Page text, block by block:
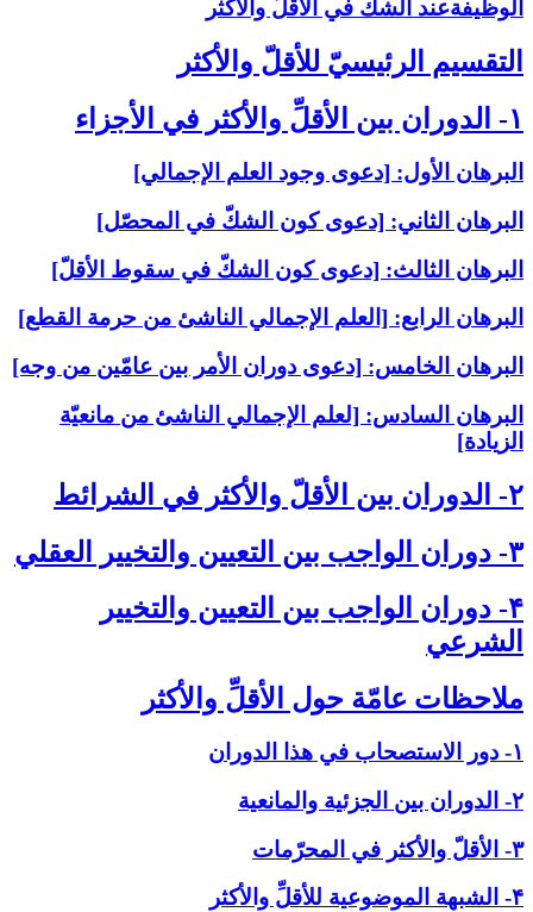
الوظيفةعند الشكّ في الأقلّ والأكثر
التقسيم الرئيسيّ للأقلّ والأكثر
۱- الدوران بين الأقلِّ والأكثر في الأجزاء
البرهان الأول: [دعوى وجود العلم الإجمالي‏]
البرهان الثاني: [دعوى كون الشكّ في المحصّل‏]
البرهان الثالث: [دعوى كون الشكّ في سقوط الأقلّ‏]
البرهان الرابع: [العلم الإجمالي الناشئ من حرمة القطع‏]
البرهان الخامس: [دعوى دوران الأمر بين عامّين من وجه‏]
البرهان السادس: [لعلم الإجمالي الناشئ من مانعيّة
الزيادة]
۲- الدوران بين الأقلّ والأكثر في الشرائط
۳- دوران الواجب بين التعيين والتخيير العقلي‏
۴- دوران الواجب بين التعيين والتخيير
الشرعي‏
ملاحظات عامّة حول الأقلِّ والأكثر
۱- دور الاستصحاب في هذا الدوران
۲- الدوران بين الجزئية والمانعية
۳- الأقلّ والأكثر في المحرّمات
۴- الشبهة الموضوعية للأقلِّ والأكثر